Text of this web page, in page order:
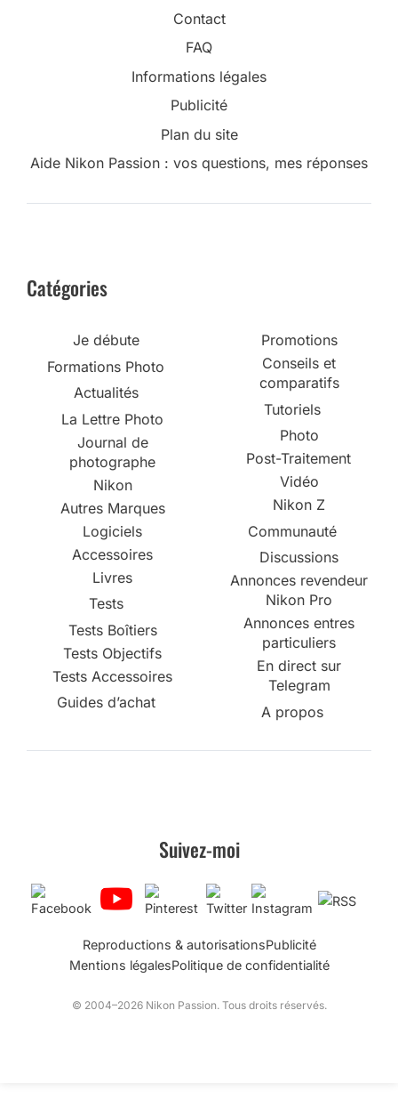
Contact
FAQ
Informations légales
Publicité
Plan du site
Aide Nikon Passion : vos questions, mes réponses
Catégories
Je débute
Formations Photo
Actualités
La Lettre Photo
Journal de
photographe
Nikon
Autres Marques
Logiciels
Accessoires
Livres
Tests
Tests Boîtiers
Tests Objectifs
Tests Accessoires
Guides d’achat
Promotions
Conseils et
comparatifs
Tutoriels
Photo
Post-Traitement
Vidéo
Nikon Z
Communauté
Discussions
Annonces revendeur
Nikon Pro
Annonces entres
particuliers
En direct sur
Telegram
A propos
Suivez-moi
Reproductions & autorisationsPublicité
Mentions légalesPolitique de confidentialité
© 2004–2026 Nikon Passion. Tous droits réservés.